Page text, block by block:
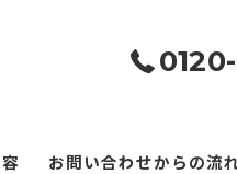
お問い合わせからの流